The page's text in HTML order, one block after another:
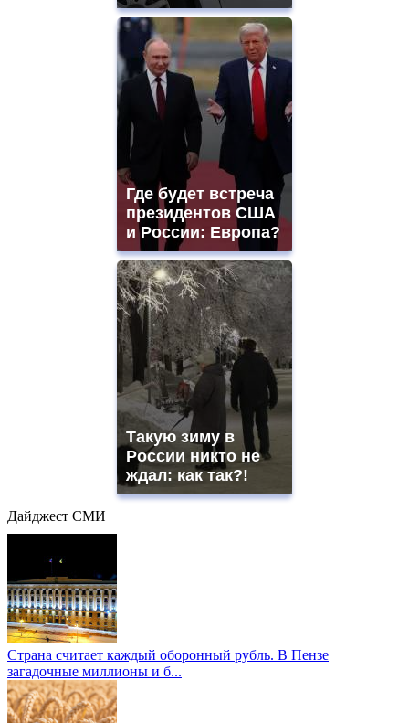
Где будет встреча
президентов США
и России: Европа?
Такую зиму в
России никто не
ждал: как так?!
Дайджест СМИ
Страна считает каждый оборонный рубль. В Пензе
загадочные миллионы и б...